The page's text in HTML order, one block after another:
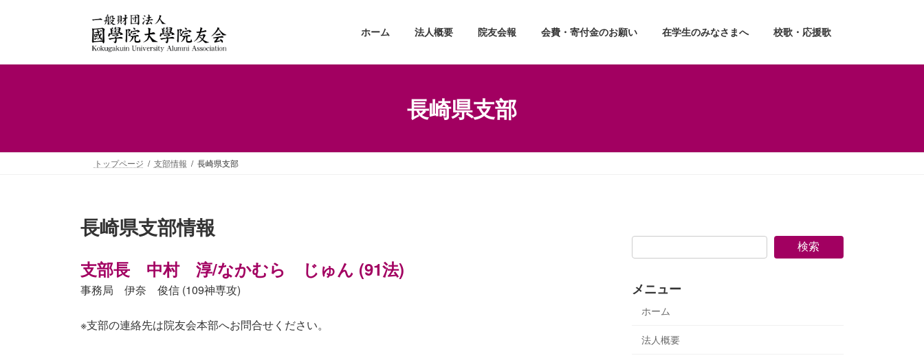
プ
動
ホーム 法人概要 院友会報 会費・寄付金のお願い 在学生のみなさまへ 校歌・応援歌
長崎県支部
トップページ 支部情報 長崎県支部
長崎県支部情報
支部長 中村 淳/なかむら じゅん (91法)
事務局 伊奈 俊信 (109神専攻)
※支部の連絡先は院友会本部へお問合せください。
検索
メニュー
ホーム
法人概要